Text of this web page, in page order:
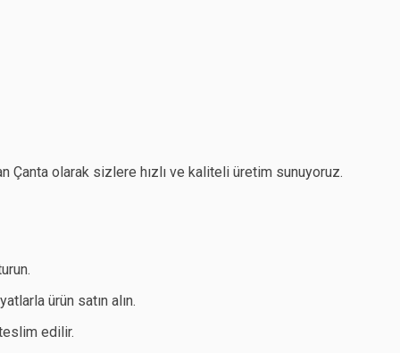
Çanta olarak sizlere hızlı ve kaliteli üretim sunuyoruz.
ürün satın alın.
edilir.